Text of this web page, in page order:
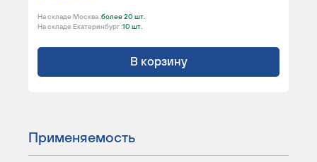
На складе Москва :более 20 шт.
На складе Екатеринбург :10 шт.
В корзину
Применяемость